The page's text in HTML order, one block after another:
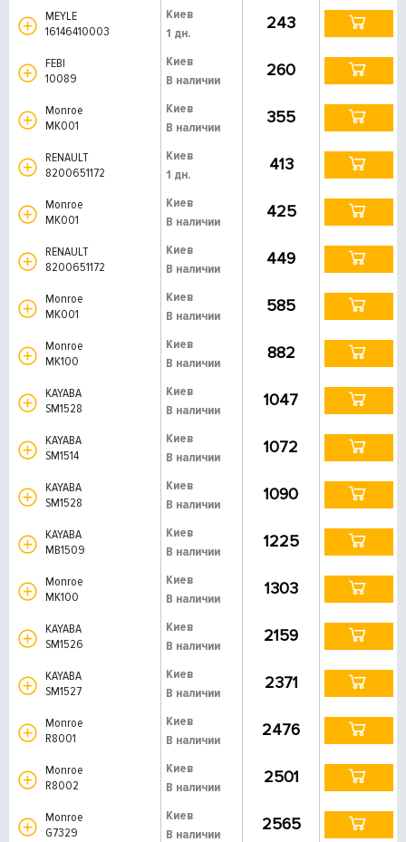
MEYLE
16146410003
Киев
1 дн.
243
FEBI
10089
Киев
В наличии
260
Monroe
MK001
Киев
В наличии
355
RENAULT
8200651172
Киев
1 дн.
413
Monroe
MK001
Киев
В наличии
425
RENAULT
8200651172
Киев
В наличии
449
Monroe
MK001
Киев
В наличии
585
Monroe
MK100
Киев
В наличии
882
KAYABA
SM1528
Киев
В наличии
1047
KAYABA
SM1514
Киев
В наличии
1072
KAYABA
SM1528
Киев
В наличии
1090
KAYABA
MB1509
Киев
В наличии
1225
Monroe
MK100
Киев
В наличии
1303
KAYABA
SM1526
Киев
В наличии
2159
KAYABA
SM1527
Киев
В наличии
2371
Monroe
R8001
Киев
В наличии
2476
Monroe
R8002
Киев
В наличии
2501
Monroe
G7329
Киев
В наличии
2565